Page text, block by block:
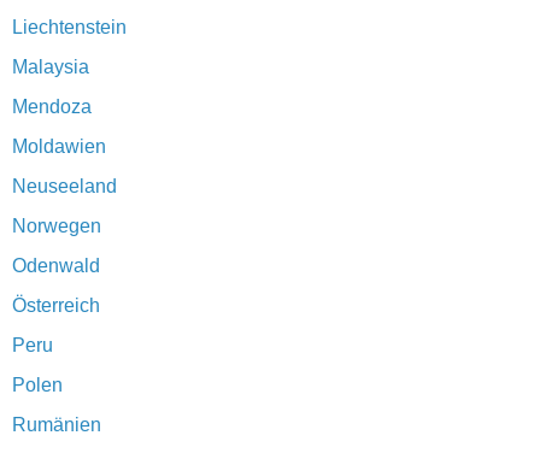
Liechtenstein
Malaysia
Mendoza
Moldawien
Neuseeland
Norwegen
Odenwald
Österreich
Peru
Polen
Rumänien